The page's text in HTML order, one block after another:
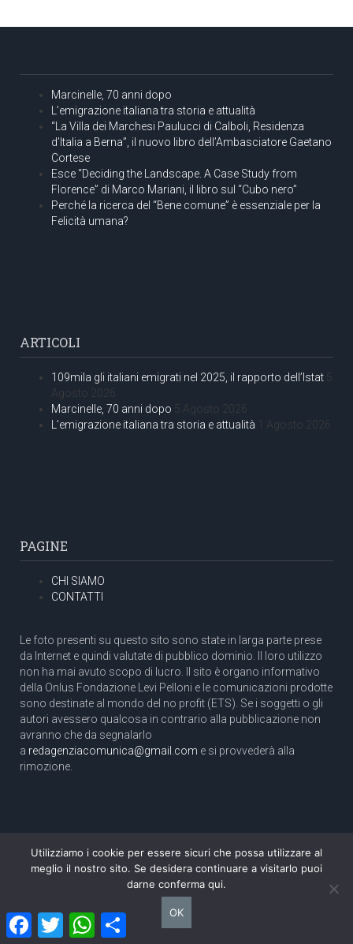
Marcinelle, 70 anni dopo
L’emigrazione italiana tra storia e attualità
“La Villa dei Marchesi Paulucci di Calboli, Residenza
d’Italia a Berna”, il nuovo libro dell’Ambasciatore Gaetano
Cortese
Esce “Deciding the Landscape. A Case Study from
Florence” di Marco Mariani, il libro sul “Cubo nero”
Perché la ricerca del “Bene comune” è essenziale per la
Felicità umana?
ARTICOLI
109mila gli italiani emigrati nel 2025, il rapporto dell’Istat 5
Agosto 2026
Marcinelle, 70 anni dopo 5 Agosto 2026
L’emigrazione italiana tra storia e attualità 1 Agosto 2026
PAGINE
CHI SIAMO
CONTATTI
Le foto presenti su questo sito sono state in larga parte prese
da Internet e quindi valutate di pubblico dominio. Il loro utilizzo
non ha mai avuto scopo di lucro. Il sito è organo informativo
della Onlus Fondazione Levi Pelloni e le comunicazioni prodotte
sono destinate al mondo del no profit (ETS). Se i soggetti o gli
autori avessero qualcosa in contrario alla pubblicazione non
avranno che da segnalarlo
a redagenziacomunica@gmail.com e si provvederà alla
rimozione.
Copyright 2003 com.unica - Tutti i diritti riservati
Aut. Tribunale di Roma N. 466/2003 dell'11/11/2003
Direttore responsabile: Pino Pelloni [direttore@agenziacomunica.net]
Design by Ethoslab.
FacebookTwitter WhatsAppCondividi
Utilizziamo i cookie per essere sicuri che possa utilizzare al
meglio il nostro sito. Se desidera continuare a visitarlo puoi
darne conferma qui.
OK